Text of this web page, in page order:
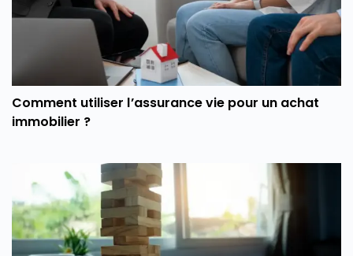
Comment utiliser l’assurance vie pour un achat
immobilier ?